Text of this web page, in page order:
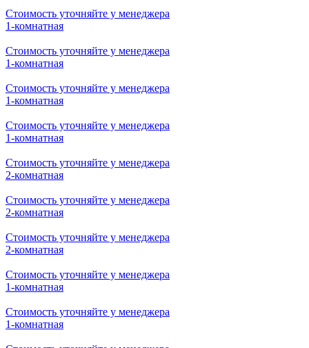
Стоимость уточняйте у менеджера
1-комнатная
Стоимость уточняйте у менеджера
3-комнатная
Стоимость уточняйте у менеджера
3-комнатная
Стоимость уточняйте у менеджера
3-комнатная
Стоимость уточняйте у менеджера
1-комнатная
Стоимость уточняйте у менеджера
1-комнатная
Стоимость уточняйте у менеджера
1-комнатная
Стоимость уточняйте у менеджера
1-комнатная
Стоимость уточняйте у менеджера
2-комнатная